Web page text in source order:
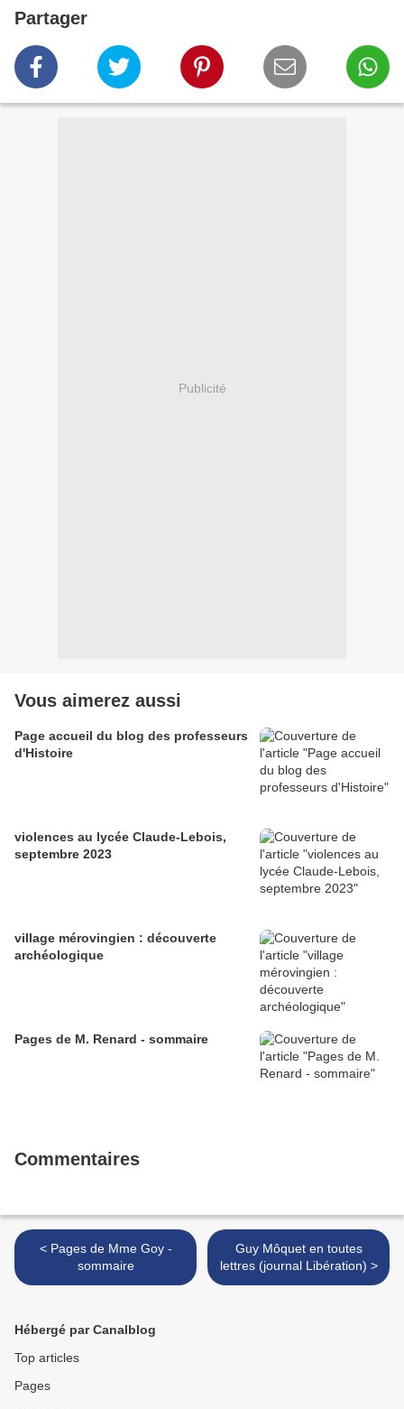
Partager
Publicité
Vous aimerez aussi
Page accueil du blog des professeurs
d'Histoire
violences au lycée Claude-Lebois,
septembre 2023
village mérovingien : découverte
archéologique
Pages de M. Renard - sommaire
Commentaires
< Pages de Mme Goy -
sommaire
Guy Môquet en toutes
lettres (journal Libération) >
Hébergé par Canalblog
Top articles
Pages